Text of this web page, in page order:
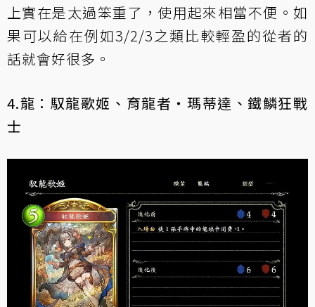
上實在是太過笨重了，使用起來相當不便。如
果可以給在例如3/2/3之類比較輕盈的從者的
話就會好很多。
4.龍：馭龍歌姬、育龍者‧瑪蒂達、鐵鱗狂戰
士